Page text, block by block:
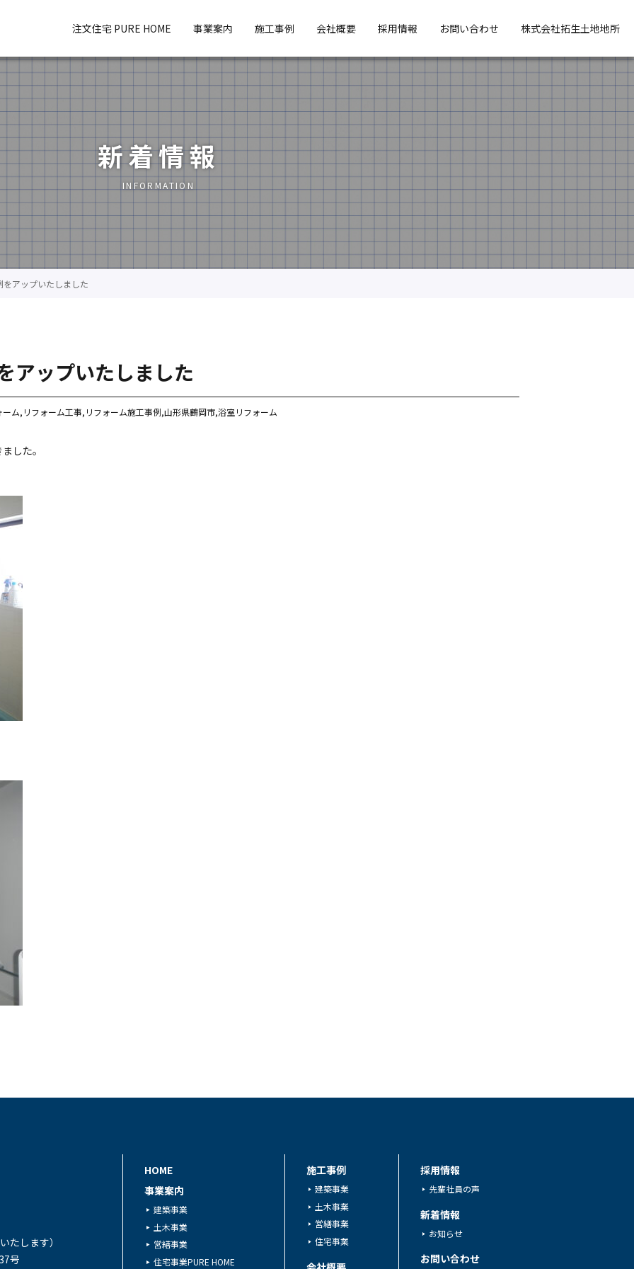
注文住宅 PURE HOME 事業案内 施工事例 会社概要 採用情報 お問い合わせ 株式会社拓生土地地所
新着情報
INFORMATION
アップいたしました
アップいたしました
ーム, リフォーム工事, リフォーム施工事例,山形県鶴岡市,浴室リフォーム
した。
たします）
号
HOME
事業案内
建築事業
土木事業
営繕事業
住宅事業PURE HOME
施工事例
建築事業
土木事業
営繕事業
住宅事業
採用情報
先輩社員の声
新着情報
お知らせ
お問い合わせ